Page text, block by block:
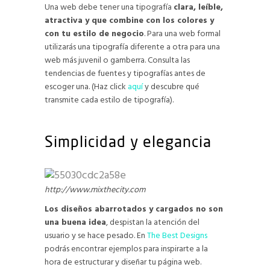
Una web debe tener una tipografía clara, leíble,
atractiva y que combine con los colores y
con tu estilo de negocio. Para una web formal
utilizarás una tipografía diferente a otra para una
web más juvenil o gamberra. Consulta las
tendencias de fuentes y tipografías antes de
escoger una. (Haz click aquíy descubre qué
transmite cada estilo de tipografía).
Simplicidad y elegancia
http://www.mixthecity.com
Los diseños abarrotados y cargados no son
una buena idea, despistan la atención del
usuario y se hace pesado. EnThe Best Designs
podrás encontrar ejemplos para inspirarte a la
hora de estructurar y diseñar tu página web.